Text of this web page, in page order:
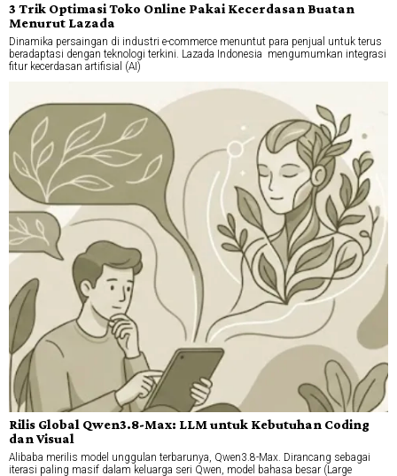
3 Trik Optimasi Toko Online Pakai Kecerdasan Buatan
Menurut Lazada
Dinamika persaingan di industri e-commerce menuntut para penjual untuk terus
beradaptasi dengan teknologi terkini. Lazada Indonesia mengumumkan integrasi
fitur kecerdasan artifisial (AI)
Rilis Global Qwen3.8-Max: LLM untuk Kebutuhan Coding
dan Visual
Alibaba merilis model unggulan terbarunya, Qwen3.8-Max. Dirancang sebagai
iterasi paling masif dalam keluarga seri Qwen, model bahasa besar (Large